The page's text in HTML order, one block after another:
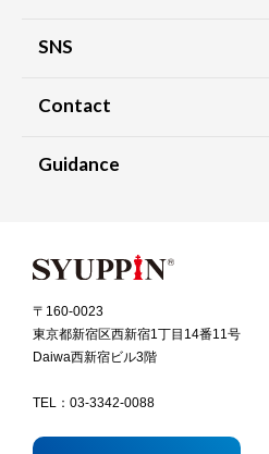
〒160-0023
東京都新宿区西新宿1丁目14番11号
Daiwa西新宿ビル3階
TEL： 03-3342-0088
SNS
Contact
Guidance